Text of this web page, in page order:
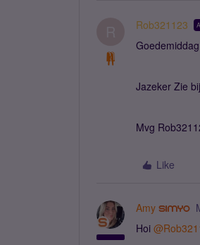
Rob321123
Jazeker Zie
Mvg
Like
Amy
Hoi